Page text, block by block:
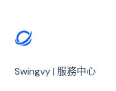
薪資
開始使用 Shiftee
員工群組與打卡設定
Swingvy | 服務中心